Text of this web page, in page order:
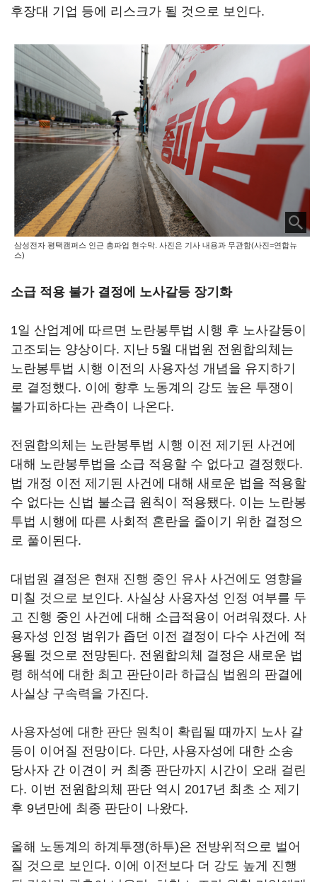
후장대 기업 등에 리스크가 될 것으로 보인다.
삼성전자 평택캠퍼스 인근 총파업 현수막. 사진은 기사 내용과 무관함(사진=연합뉴
스)
소급 적용 불가 결정에 노사갈등 장기화
1일 산업계에 따르면 노란봉투법 시행 후 노사갈등이
고조되는 양상이다. 지난 5월 대법원 전원합의체는
노란봉투법 시행 이전의 사용자성 개념을 유지하기
로 결정했다. 이에 향후 노동계의 강도 높은 투쟁이
불가피하다는 관측이 나온다.
전원합의체는 노란봉투법 시행 이전 제기된 사건에
대해 노란봉투법을 소급 적용할 수 없다고 결정했다.
법 개정 이전 제기된 사건에 대해 새로운 법을 적용할
수 없다는 신법 불소급 원칙이 적용됐다. 이는 노란봉
투법 시행에 따른 사회적 혼란을 줄이기 위한 결정으
로 풀이된다.
대법원 결정은 현재 진행 중인 유사 사건에도 영향을
미칠 것으로 보인다. 사실상 사용자성 인정 여부를 두
고 진행 중인 사건에 대해 소급적용이 어려워졌다. 사
용자성 인정 범위가 좁던 이전 결정이 다수 사건에 적
용될 것으로 전망된다. 전원합의체 결정은 새로운 법
령 해석에 대한 최고 판단이라 하급심 법원의 판결에
사실상 구속력을 가진다.
사용자성에 대한 판단 원칙이 확립될 때까지 노사 갈
등이 이어질 전망이다. 다만, 사용자성에 대한 소송
당사자 간 이견이 커 최종 판단까지 시간이 오래 걸린
다. 이번 전원합의체 판단 역시 2017년 최초 소 제기
후 9년만에 최종 판단이 나왔다.
올해 노동계의 하계투쟁(하투)은 전방위적으로 벌어
질 것으로 보인다. 이에 이전보다 더 강도 높게 진행